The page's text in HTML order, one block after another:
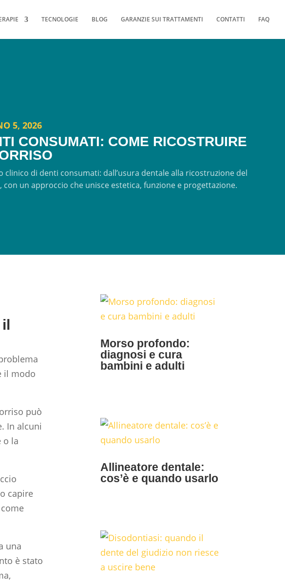
TECNOLOGIE BLOG GARANZIE SUI TRATTAMENTI CONTATTI FAQ
5, 2026
CONSUMATI: COME RICOSTRUIRE
clinico di denti consumati: dall’usura dentale alla ricostruzione del
con un approccio che unisce estetica, funzione e progettazione.
il modo
può
In alcuni
o la
capire
una
è stato
Morso profondo:
diagnosi e cura
bambini e adulti
Allineatore dentale:
cos’è e quando usarlo